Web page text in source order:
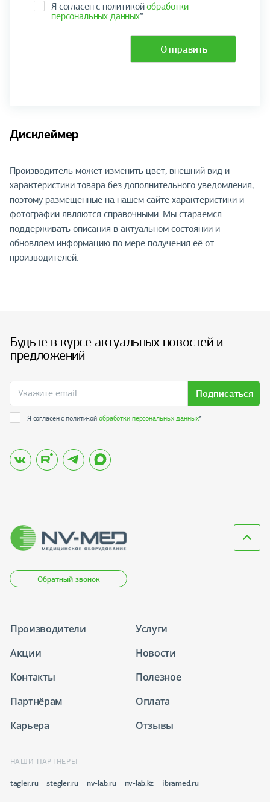
Я согласен с политикойобработки
персональных данных*
Отправить
Дисклеймер
Производитель может изменить цвет, внешний вид и
характеристики товара без дополнительного уведомления,
поэтому размещенные на нашем сайте характеристики и
фотографии являются справочными. Мы стараемся
поддерживать описания в актуальном состоянии и
обновляем информацию по мере получения её от
производителей.
Будьте в курсе актуальных новостей и
предложений
Подписаться
Я согласен с политикойобработки персональных данных*
Обратный звонок
Производители
Услуги
Акции
Новости
Контакты
Полезное
Партнёрам
Оплата
Карьера
Отзывы
НАШИ ПАРТНЕРЫ
tagler.ru stegler.ru nv-lab.ru nv-lab.kz ibramed.ru